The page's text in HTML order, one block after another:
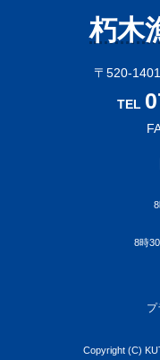
朽木
〒520-
TEL
8時
プ
Copyright (C)